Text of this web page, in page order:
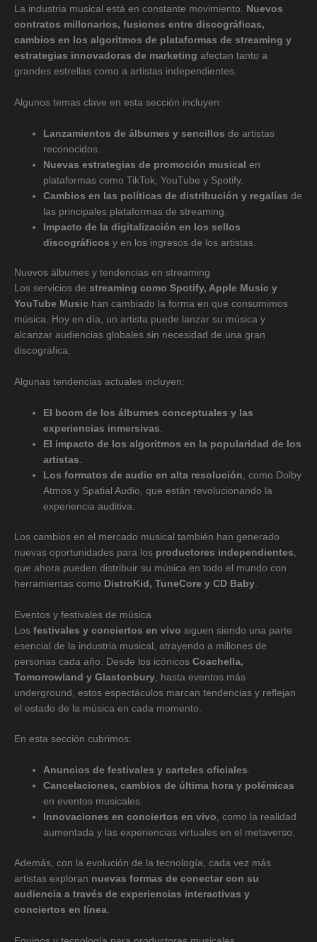
La industria musical está en constante movimiento. Nuevos
contratos millonarios, fusiones entre discográficas,
cambios en los algoritmos de plataformas de streaming y
estrategias innovadoras de marketing afectan tanto a
grandes estrellas como a artistas independientes.
Algunos temas clave en esta sección incluyen:
Lanzamientos de álbumes y sencillos de artistas
reconocidos.
Nuevas estrategias de promoción musical en
plataformas como TikTok, YouTube y Spotify.
Cambios en las políticas de distribución y regalías de
las principales plataformas de streaming.
Impacto de la digitalización en los sellos
discográficos y en los ingresos de los artistas.
Nuevos álbumes y tendencias en streaming
Los servicios de streaming como Spotify, Apple Music y
YouTube Music han cambiado la forma en que consumimos
música. Hoy en día, un artista puede lanzar su música y
alcanzar audiencias globales sin necesidad de una gran
discográfica.
Algunas tendencias actuales incluyen:
El boom de los álbumes conceptuales y las
experiencias inmersivas.
El impacto de los algoritmos en la popularidad de los
artistas.
Los formatos de audio en alta resolución, como Dolby
Atmos y Spatial Audio, que están revolucionando la
experiencia auditiva.
Los cambios en el mercado musical también han generado
nuevas oportunidades para los productores independientes
que ahora pueden distribuir su música en todo el mundo con
herramientas como DistroKid, TuneCore y CD Baby
Eventos y festivales de música
Los festivales y conciertos en vivo siguen siendo una parte
esencial de la industria musical, atrayendo a millones de
personas cada año. Desde los icónicos Coachella,
Tomorrowland y Glastonbury , hasta eventos más
underground, estos espectáculos marcan tendencias y reflejan
el estado de la música en cada momento.
En esta sección cubrimos:
Anuncios de festivales y carteles oficiales.
Cancelaciones, cambios de última hora y polémicas
en eventos musicales.
Innovaciones en conciertos en vivo, como la realidad
aumentada y las experiencias virtuales en el metaverso.
Además, con la evolución de la tecnología, cada vez más
artistas exploran nuevas formas de conectar con su
audiencia a través de experiencias interactivas y
conciertos en línea